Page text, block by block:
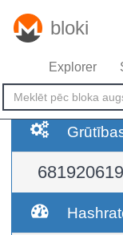
bloki
Explorer